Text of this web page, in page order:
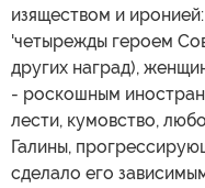
изяществом и
'четырежды героем
других наград),
- роскошным
лести, кумовство,
Галины,
сделало его